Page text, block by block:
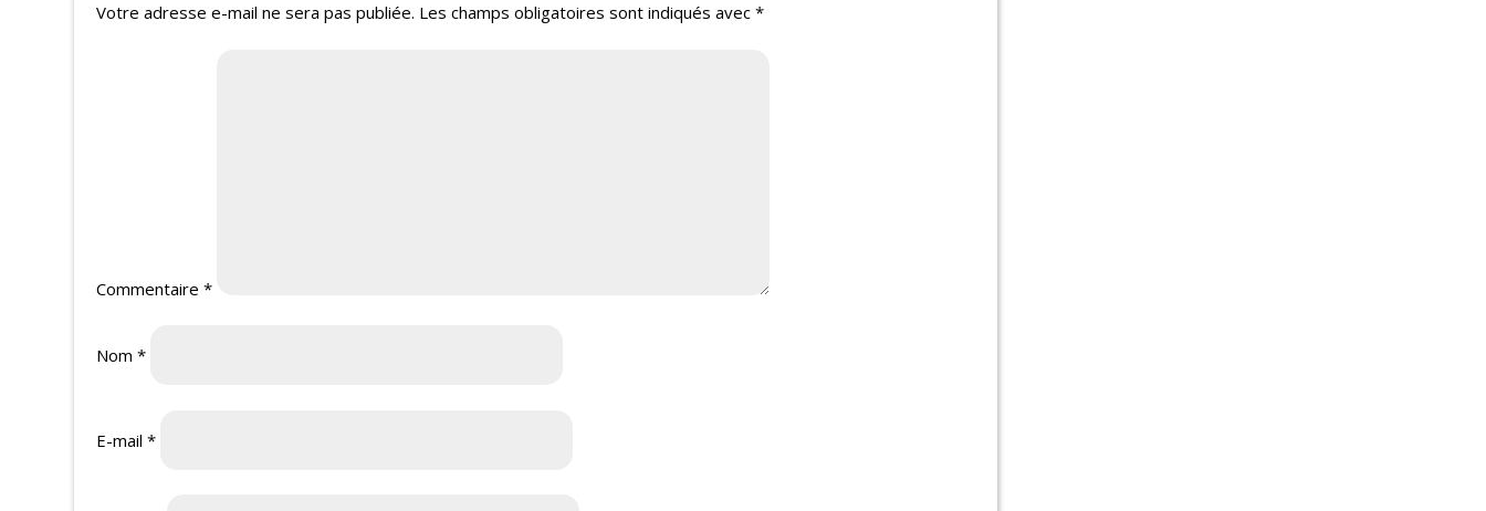
Votre adresse e-mail ne sera pas publiée. Les champs obligatoires sont indiqués avec*
Commentaire*
Nom*
E-mail*